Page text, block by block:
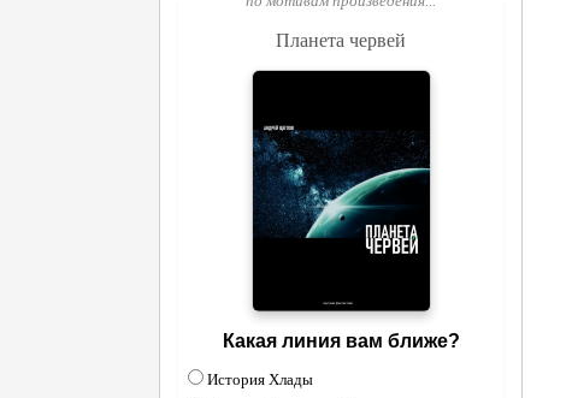
Планета червей
Какая линия вам ближе?
История Хлады